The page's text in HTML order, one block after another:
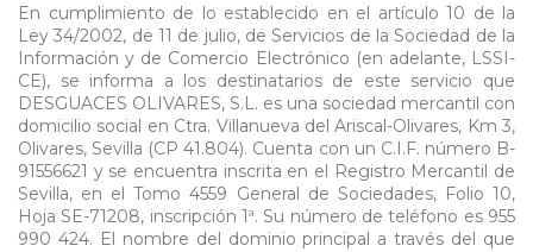
En cumplimiento de lo establecido en el artículo 10 de la
Ley 34/2002, de 11 de julio, de Servicios de la Sociedad de la
Información y de Comercio Electrónico (en adelante, LSSI-
CE), se informa a los destinatarios de este servicio que
DESGUACES OLIVARES, S.L. es una sociedad mercantil con
domicilio social en Ctra. Villanueva del Ariscal-Olivares, Km 3,
Olivares, Sevilla (CP 41.804). Cuenta con un C.I.F. número B-
91556621 y se encuentra inscrita en el Registro Mercantil de
Sevilla, en el Tomo 4559 General de Sociedades, Folio 10,
Hoja SE-71208, inscripción 1ª. Su número de teléfono es 955
990 424. El nombre del dominio principal a través del que